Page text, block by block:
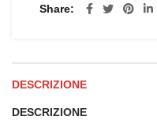
Share
DESCRIZIONE
DESCRIZIONE